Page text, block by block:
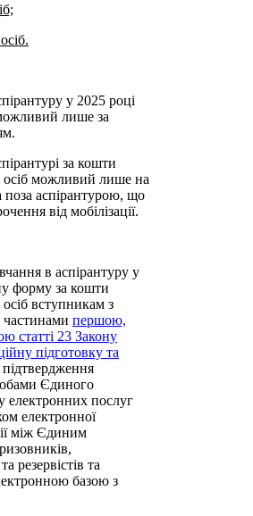
у 2025 році
лише за
за кошти
можливий лише на
аспірантурою, що
від мобілізації.
в аспірантуру у
форму за кошти
вступникам з
частинами першою,
статті 23 Закону
підготовку та
Єдиного
електронних послуг
електронної
між Єдиним
резервістів та
базою з